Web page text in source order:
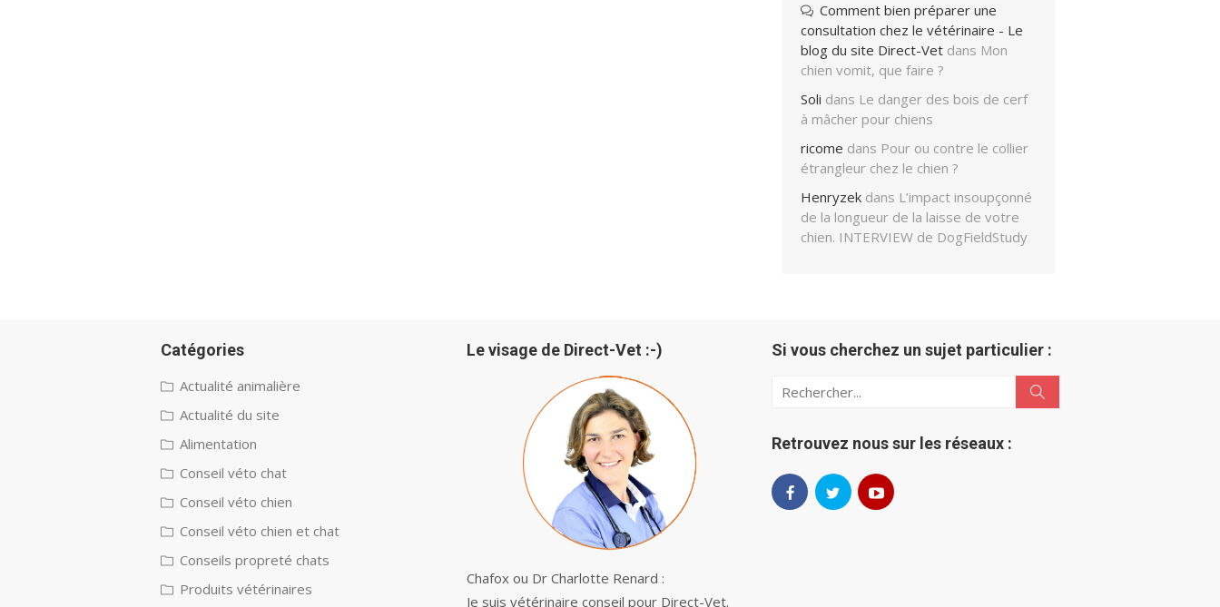
Comment bien préparer une
consultation chez le vétérinaire - Le
blog du site Direct-Vet dans Mon
chien vomit, que faire ?
Soli dans Le danger des bois de cerf
à mâcher pour chiens
ricome dans Pour ou contre le collier
étrangleur chez le chien ?
Henryzek dans L’impact insoupçonné
de la longueur de la laisse de votre
chien. INTERVIEW de DogFieldStudy
Catégories
Actualité animalière
Actualité du site
Alimentation
Conseil véto chat
Conseil véto chien
Conseil véto chien et chat
Conseils propreté chats
Produits vétérinaires
Le visage de Direct-Vet :-)
Chafox ou Dr Charlotte Renard :
Je suis vétérinaire conseil pour Direct-Vet.
Si vous cherchez un sujet particulier :
Search
Search
Retrouvez nous sur les réseaux :